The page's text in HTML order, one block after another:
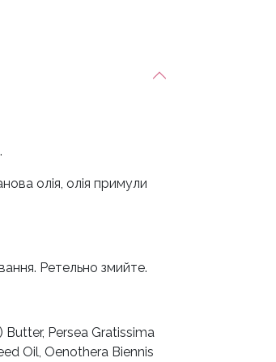
олія, олія примули
Ретельно змийте.
Persea Gratissima
Oil, Oenothera Biennis